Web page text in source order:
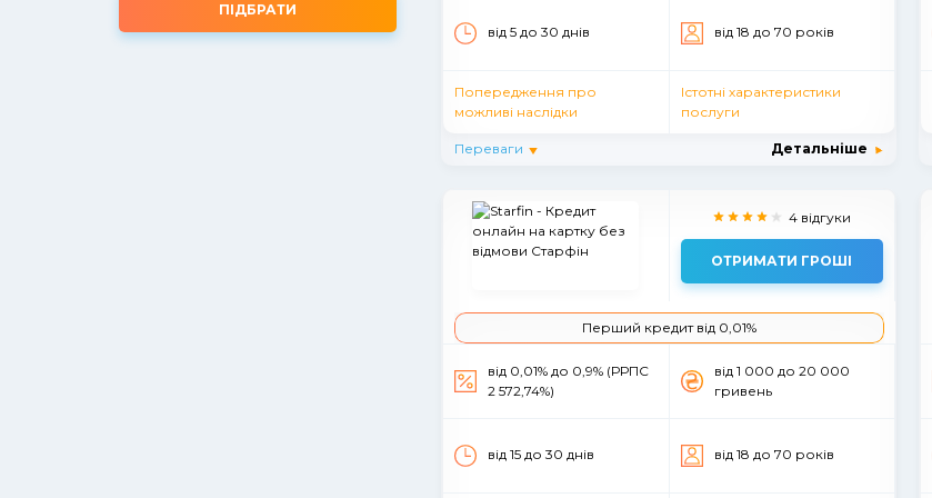
ПІДБРАТИ
від 5 до 30 днiв вiд 18 до 70 рокiв
Попередження про
можливі наслідки
Істотні характеристики
послуги
Переваги Детальніше
4 відгуки
ОТРИМАТИ ГРОШІ
Перший кредит від 0,01%
вiд 0,01% до 0,9% (РРПС
2 572,74%)
вiд 1 000 до 20 000
гривень
від 15 до 30 днів вiд 18 до 70 рокiв